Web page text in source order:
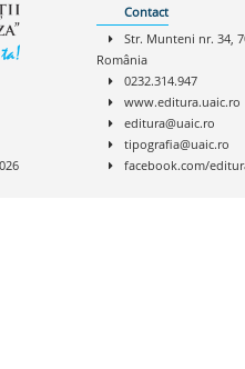
Contact
Str. Munteni nr. 34,
România
0232.314.947
www.editura.uaic.ro
editura@uaic.ro
tipografia@uaic.ro
facebook.com/